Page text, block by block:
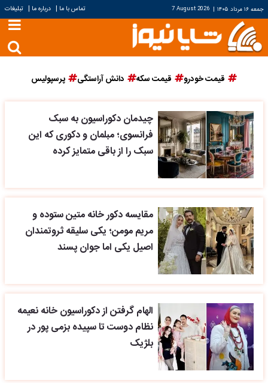
جمعه ۱۶ مرداد ۱۴۰۵ |
7 August 2026 تماس با ما | درباره ما | تبلیغات
قیمت خودرو قیمت سکه دانش آراستگی پرسپولیس
چیدمان دکوراسیون به سبک
فرانسوی؛ مبلمان و دکوری که این
سبک را از باقی متمایز کرده
مقایسه دکور خانه متین ستوده و
مریم مومن؛ یکی سلیقه ثروتمندان
اصیل یکی اما جوان پسند
الهام گرفتن از دکوراسیون خانه نعیمه
نظام دوست تا سپیده بزمی پور در
بلژیک